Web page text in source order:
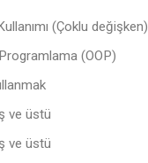
(Çoklu değişken)
(OOP)
ve üstü
ve üstü